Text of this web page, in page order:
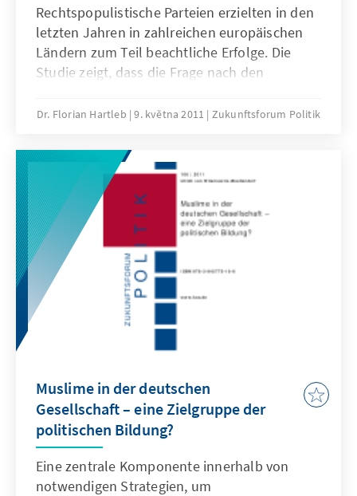
Rechtspopulistische Parteien erzielten in den
letzten Jahren in zahlreichen europäischen
Ländern zum Teil beachtliche Erfolge. Die
Studie zeigt, dass die Frage nach den
Europa differenziert beantwortet werden
gehört auch, sich Klarheit über den Begriff des
Rechtspopulismus zu verschaffen. Der Autor
zeigt auf, dass der Rechtspopulismus nicht
mit dem Rechtsextremismus gleichgesetzt
werden kann und sich auch deutlich vom
Konservatismus unterscheidet.
Dr. Florian Hartleb 9. května 2011 Zukunftsforum Politik
Muslime in der deutschen
Gesellschaft – eine Zielgruppe der
politischen Bildung?
Eine zentrale Komponente innerhalb von
notwendigen Strategien, um